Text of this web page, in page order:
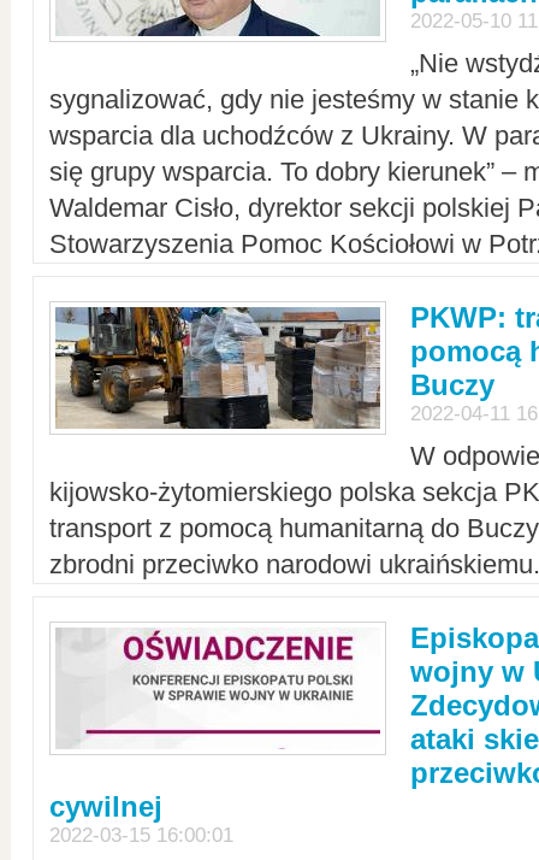
2022-05-10
„Nie
sygnalizować, gdy nie jesteśmy w stanie
wsparcia dla uchodźców z Ukrainy. W
się grupy wsparcia. To dobry kierunek” –
Waldemar Cisło, dyrektor sekcji polskiej
Stowarzyszenia Pomoc Kościołowi w
PKWP:
pomocą
Buczy
2022-04-11
W
kijowsko-żytomierskiego polska sekcja
transport z pomocą humanitarną do
zbrodni przeciwko narodowi
wojny w
ataki
cywilnej
2022-03-15 16:00:01